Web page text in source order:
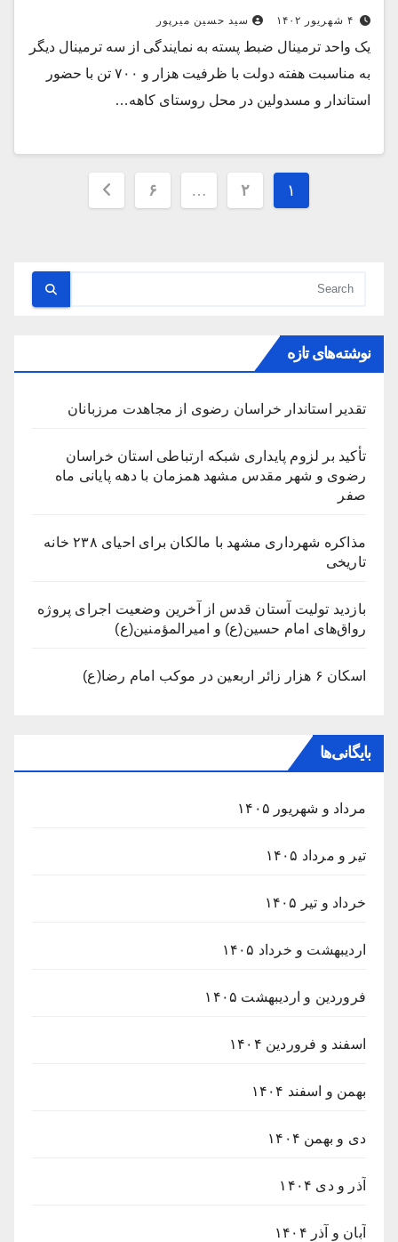
۴ شهریور ۱۴۰۲ سید حسین میرپور
یک واحد ترمینال ضبط پسته به نمایندگی از سه ترمینال دیگر
به مناسبت هفته دولت با ظرفیت هزار و ۷۰۰ تن با حضور
استاندار و مسدولین در محل روستای کاهه…
صفحه‌بندی
۱ ۲ … ۶
نوشته‌های تازه
تقدیر استاندار خراسان رضوی از مجاهدت مرزبانان
تأکید بر لزوم پایداری شبکه ارتباطی استان خراسان
رضوی و شهر مقدس مشهد همزمان با دهه پایانی ماه
صفر
مذاکره شهرداری مشهد با مالکان برای احیای ۲۳۸ خانه
تاریخی
بازدید تولیت آستان قدس از آخرین وضعیت اجرای پروژه
رواق‌های امام حسین(ع) و امیرالمؤمنین(ع)
اسکان ۶ هزار زائر اربعین در موکب امام رضا(ع)
بایگانی‌ها
مرداد و شهریور ۱۴۰۵
تیر و مرداد ۱۴۰۵
خرداد و تیر ۱۴۰۵
اردیبهشت و خرداد ۱۴۰۵
فروردین و اردیبهشت ۱۴۰۵
اسفند و فروردین ۱۴۰۴
بهمن و اسفند ۱۴۰۴
دی و بهمن ۱۴۰۴
آذر و دی ۱۴۰۴
آبان و آذر ۱۴۰۴